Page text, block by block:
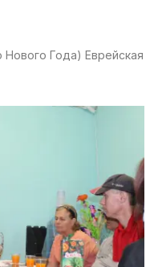
Года) Еврейская